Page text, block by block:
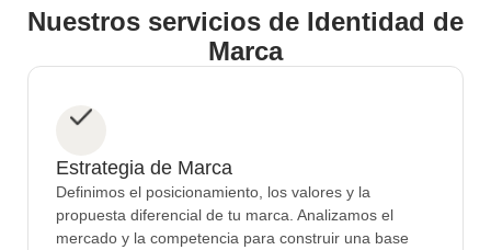
Nuestros servicios de Identidad de
Marca
Estrategia de Marca
Definimos el posicionamiento, los valores y la
propuesta diferencial de tu marca. Analizamos el
mercado y la competencia para construir una base